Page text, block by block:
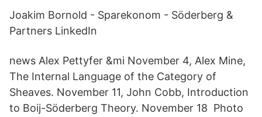
Joakim Bornold - Sparekonom - Söderberg &
Partners LinkedIn
news Alex Pettyfer &mi November 4, Alex Mine,
The Internal Language of the Category of
Sheaves. November 11, John Cobb, Introduction
to Boij-Söderberg Theory. November 18 Photo